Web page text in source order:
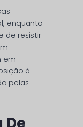
enquanto
de resistir
em
à
pelas